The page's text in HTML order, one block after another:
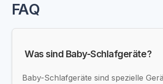
FAQ
Was sind Baby-Schlafgeräte?
Baby-Schlafgeräte sind spezielle